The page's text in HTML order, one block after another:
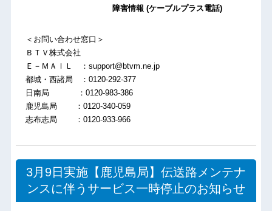
障害情報 (ケーブルプラス電話)
＜お問い合わせ窓口＞
ＢＴＶ株式会社
Ｅ－ＭＡＩＬ ：support@btvm.ne.jp
都城・西諸局 ：0120-292-377
日南局 ：0120-983-386
鹿児島局 ：0120-340-059
志布志局 ：0120-933-966
3月9日実施【鹿児島局】伝送路メンテナ
ンスに伴うサービス一時停止のお知らせ